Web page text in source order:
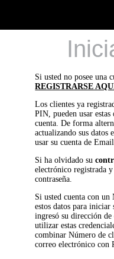
Si usted no posee una
REGISTRARSE
Los clientes ya
PIN, pueden usar estas
cuenta. De forma
actualizando sus datos
usar su cuenta de
Si ha olvidado su
electrónico registrada
contraseña.
Si usted cuenta con
estos datos para
ingresó su dirección
utilizar estas
combinar Número de
correo electrónico con